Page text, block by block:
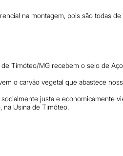
na montagem, pois são todas
Timóteo/MG recebem o selo de
o carvão vegetal que abastece
justa e economicamente
na Usina de Timóteo.